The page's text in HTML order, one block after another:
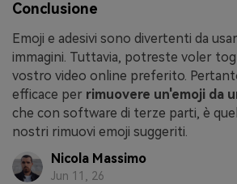
Conclusione
Emoji e adesivi sono divertenti da
immagini. Tuttavia, potreste voler
vostro video online preferito.
efficace per rimuovere un'emoji da
che con software di terze parti, è
nostri rimuovi emoji suggeriti.
Nicola Massimo
Jun 11, 26